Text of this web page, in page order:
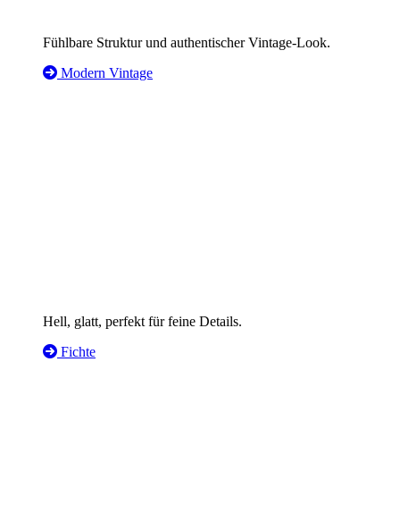
Fühlbare Struktur und authentischer Vintage-Look.
Modern Vintage
Hell, glatt, perfekt für feine Details.
Fichte